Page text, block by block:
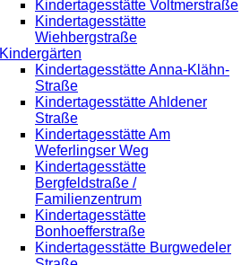
Kindertagesstätte Voltmerstraße
Kindertagesstätte
Wiehbergstraße
Kindergärten
Kindertagesstätte Anna-Klähn-
Straße
Kindertagesstätte Ahldener
Straße
Kindertagesstätte Am
Weferlingser Weg
Kindertagesstätte
Bergfeldstraße /
Familienzentrum
Kindertagesstätte
Bonhoefferstraße
Kindertagesstätte Burgwedeler